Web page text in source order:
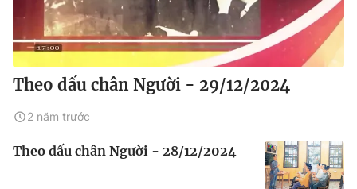
Theo dấu chân Người - 29/12/2024
2 năm trước
Theo dấu chân Người - 28/12/2024